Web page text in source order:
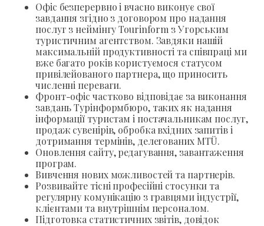
Офіс безперервно і вчасно виконує свої
завдання згідно з договором про надання
послуг з неймінгу Tourinform з Угорським
туристичним агентством. Завдяки нашій
максимальній продуктивності та співпраці ми
вже багато років користуємося статусом
привілейованого партнера, що приносить
численні переваги.
Фронт-офіс частково відповідає за виконання
завдань Турінформбюро, таких як надання
інформації туристам і постачальникам послуг,
продаж сувенірів, обробка вхідних запитів і
дотримання термінів, делегованих MTÜ.
Оновлення сайту, редагування, завантаження
програм.
Вивчення нових можливостей та партнерів.
Розвивайте тісні професійні стосунки та
регулярну комунікацію з гравцями індустрії,
клієнтами та внутрішнім персоналом.
Підготовка статистичних звітів, довідок